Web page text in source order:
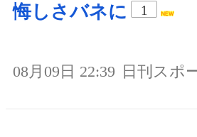
悔しさバネに
1
08月09日 22:39 日刊スポ